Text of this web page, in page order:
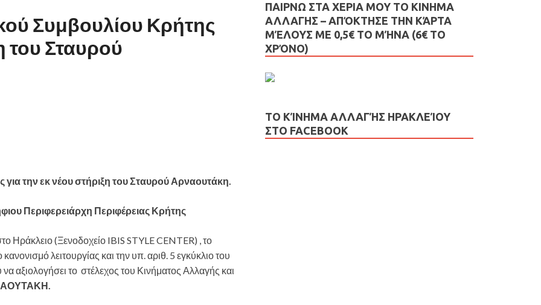
Συμβουλίου Κρήτης
του Σταυρού
την εκ νέου στήριξη του Σταυρού Αρναουτάκη.
Περιφερειάρχη Περιφέρειας Κρήτης
Ηράκλειο (Ξενοδοχείο IBIS STYLE CENTER) , το
λειτουργίας και την υπ. αριθ. 5 εγκύκλιο του
αξιολογήσει το στέλεχος του Κινήματος Αλλαγής και
ΠΑΙΡΝΩ ΣΤΑ ΧΕΡΙΑ ΜΟΥ ΤΟ ΚΙΝΗΜΑ
ΑΛΛΑΓΗΣ – AΠΌΚΤΗΣΕ ΤΗΝ ΚΆΡΤΑ
ΜΈΛΟΥΣ ΜΕ 0,5€ ΤΟ ΜΉΝΑ (6€ ΤΟ
ΧΡΌΝΟ)
ΤΟ ΚΊΝΗΜΑ ΑΛΛΑΓΉΣ ΗΡΑΚΛΕΊΟΥ
ΣΤΟ FACEBOOK